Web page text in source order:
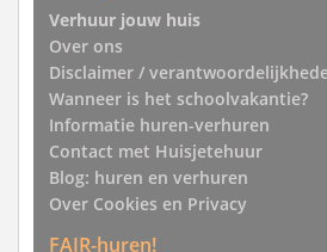
Verhuur jouw huis
Over ons
Disclaimer /
Wanneer is het schoolvakantie?
Informatie huren-verhuren
Contact met Huisjetehuur
Blog: huren en verhuren
Over Cookies en Privacy
FAIR-huren!